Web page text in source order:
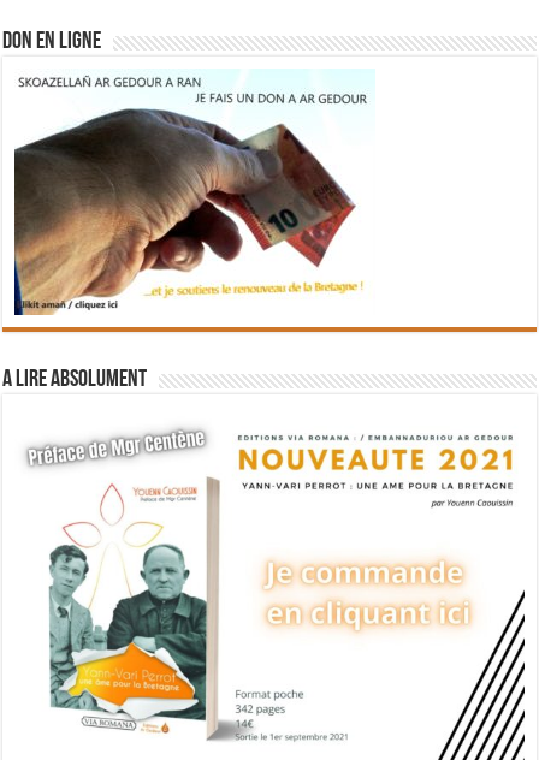
DON EN LIGNE
A lire absolument